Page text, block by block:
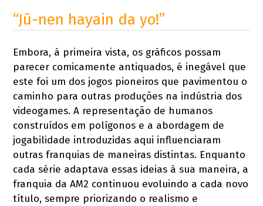
“Jū-nen hayain da yo!”
Embora, à primeira vista, os gráficos possam
parecer comicamente antiquados, é inegável que
este foi um dos jogos pioneiros que pavimentou o
caminho para outras produções na indústria dos
videogames. A representação de humanos
construídos em polígonos e a abordagem de
jogabilidade introduzidas aqui influenciaram
outras franquias de maneiras distintas. Enquanto
cada série adaptava essas ideias à sua maneira, a
franquia da AM2 continuou evoluindo a cada novo
título, sempre priorizando o realismo e